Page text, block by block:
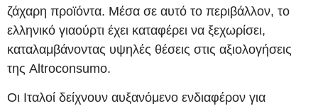
ζάχαρη προϊόντα. Μέσα σε αυτό το περιβάλλον, το
ελληνικό γιαούρτι έχει καταφέρει να ξεχωρίσει,
καταλαμβάνοντας υψηλές θέσεις στις αξιολογήσεις
της Altroconsumo.
Οι Ιταλοί δείχνουν αυξανόμενο ενδιαφέρον για